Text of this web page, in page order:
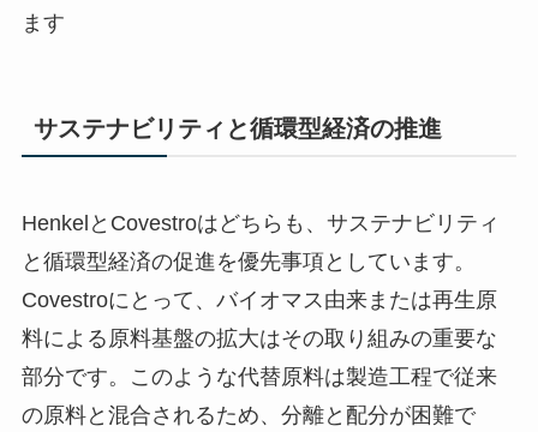
ます
サステナビリティと循環型経済の推進
HenkelとCovestroはどちらも、サステナビリティ
と循環型経済の促進を優先事項としています。
Covestroにとって、バイオマス由来または再生原
料による原料基盤の拡大はその取り組みの重要な
部分です。このような代替原料は製造工程で従来
の原料と混合されるため、分離と配分が困難で